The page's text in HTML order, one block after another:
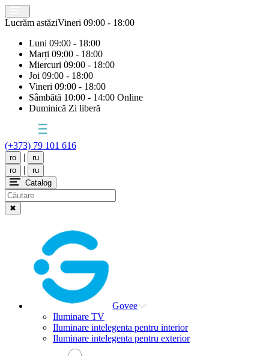
Lucrăm astăziVineri 09:00 - 18:00
Luni 09:00 - 18:00
Marți 09:00 - 18:00
Miercuri 09:00 - 18:00
Joi 09:00 - 18:00
Vineri 09:00 - 18:00
Sâmbătă 10:00 - 14:00 Online
Duminică Zi liberă
(+373) 79 101 616
ro |
ru
ro
|
ru
Catalog
✖
Govee
Iluminare TV
Iluminare intelegenta pentru interior
Iluminare intelegenta pentru exterior